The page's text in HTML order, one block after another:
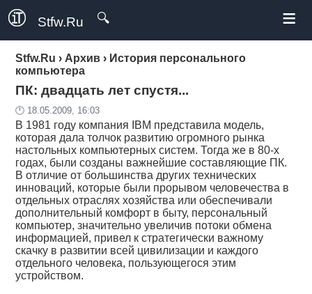
Stfw.Ru 🔍 ≡
Stfw.Ru › Архив › История персонального
компьютера
ПК: двадцать лет спустя...
🕛 18.05.2009, 16:03
В 1981 году компания IBM представила модель,
которая дала толчок развитию огромного рынка
настольных компьютерных систем. Тогда же в 80-х
годах, были созданы важнейшие составляющие ПК.
В отличие от большинства других технических
инноваций, которые были прорывом человечества в
отдельных отраслях хозяйства или обеспечивали
дополнительный комфорт в быту, персональный
компьютер, значительно увеличив потоки обмена
информацией, привел к стратегически важному
скачку в развитии всей цивилизации и каждого
отдельного человека, пользующегося этим
устройством.